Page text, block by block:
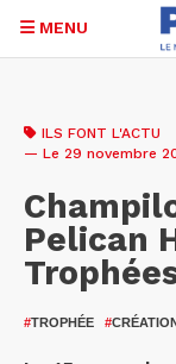
contenu
MENU
ILS FONT L'ACTU
— Le 29 novembre
Pelican
#TROPHÉE #